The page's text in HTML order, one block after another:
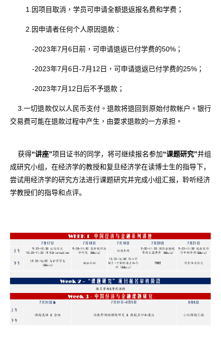
1. 因项目取消，学员可申请全额退返报名费和学费；
2. 因申请者任何个人原因退款：
-2023年7月6日前，可申请退返已付学费的50%；
-2023年7月6日-7月12日，可申请退返已付学费的25%；
-2023年7月12日后不予退款；
3.一切退款仅以人民币支付。退款将退回到原始付款帐户。银行
交易费可能在退款过程中产生，由要求退款的一方承担。
获得“讲座”项目证书的同学，将可继续报名参加“课题研究”并组
成研究小组，在经济学的教授和复旦经济学在读博士生的指导下，
尝试用经济学的研究方法进行课题研究并完成小组汇报，聆听经济
学教授们的指导和点评。